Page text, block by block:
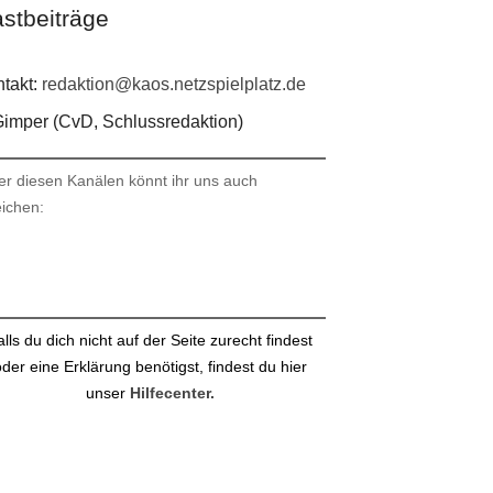
redaktion@kaos.netzspielplatz.de
(CvD, Schlussredaktion)
diesen Kanälen könnt ihr uns auch
du dich nicht auf der Seite zurecht findest
eine Erklärung benötigst, findest du hier
unser Hilfecenter.